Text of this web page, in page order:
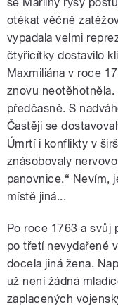
otékat věčně
vypadala velmi
čtyřicítky dostavilo
Maxmiliána v roce
znovu
předčasně. S
Častěji se
Úmrtí i konflikty v
znásobovaly
panovnice.“ Nevím,
místě jiná...
Po roce 1763 a svůj
po třetí nevydařené
docela jiná žena.
už není žádná
zaplacených